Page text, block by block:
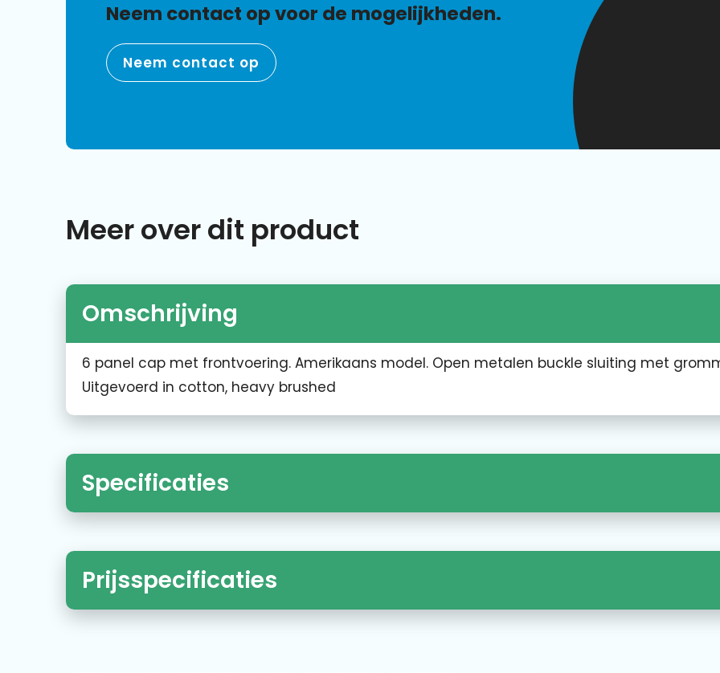
Neem contact op voor de mogelijkheden.
Neem contact op
Meer over dit product
Omschrijving
6 panel cap met frontvoering. Amerikaans model. Open metalen buckle sluiting met
Uitgevoerd in cotton, heavy brushed
Specificaties
Prijsspecificaties